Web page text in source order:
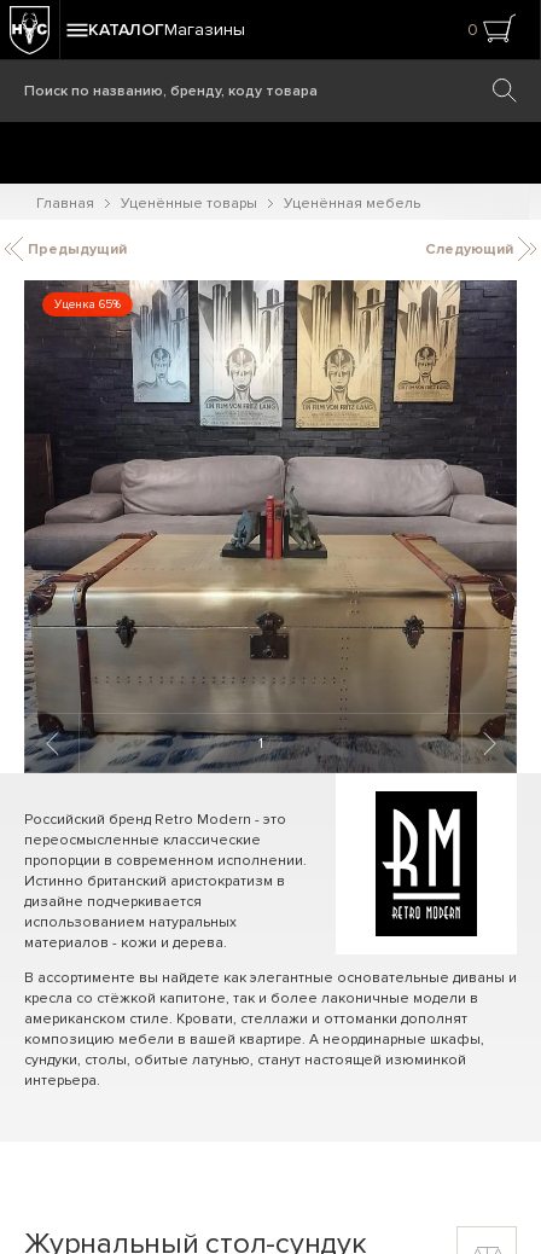
КАТАЛОГМагазины 0
Главная Уценённые товары Уценённая мебель
Предыдущий Следующий
Уценка 65%
1/ 7
Российский бренд Retro Modern - это
переосмысленные классические
пропорции в современном исполнении.
Истинно британский аристократизм в
дизайне подчеркивается
использованием натуральных
материалов - кожи и дерева.
В ассортименте вы найдете как элегантные основательные диваны и
кресла со стёжкой капитоне, так и более лаконичные модели в
американском стиле. Кровати, стеллажи и оттоманки дополнят
композицию мебели в вашей квартире. А неординарные шкафы,
сундуки, столы, обитые латунью, станут настоящей изюминкой
интерьера.
Журнальный стол-сундук